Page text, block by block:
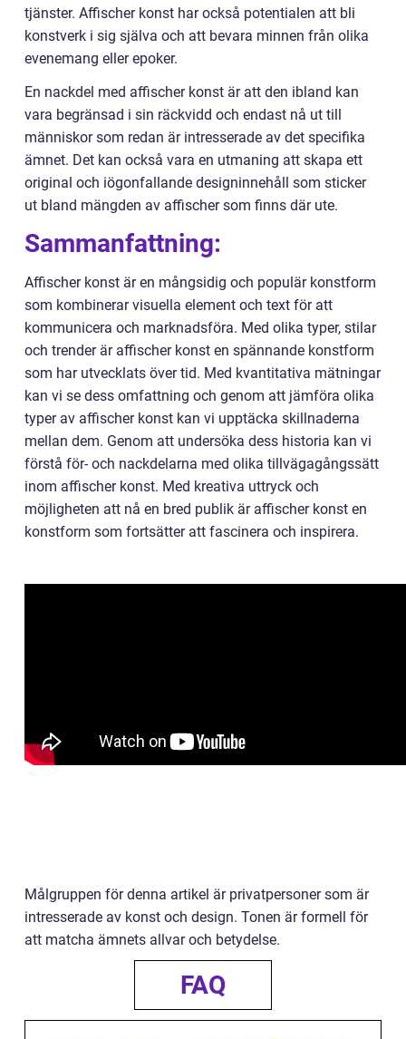
tjänster. Affischer konst har också potentialen att bli
konstverk i sig själva och att bevara minnen från olika
evenemang eller epoker.
En nackdel med affischer konst är att den ibland kan
vara begränsad i sin räckvidd och endast nå ut till
människor som redan är intresserade av det specifika
ämnet. Det kan också vara en utmaning att skapa ett
original och iögonfallande designinnehåll som sticker
ut bland mängden av affischer som finns där ute.
Sammanfattning:
Affischer konst är en mångsidig och populär konstform
som kombinerar visuella element och text för att
kommunicera och marknadsföra. Med olika typer, stilar
och trender är affischer konst en spännande konstform
som har utvecklats över tid. Med kvantitativa mätningar
kan vi se dess omfattning och genom att jämföra olika
typer av affischer konst kan vi upptäcka skillnaderna
mellan dem. Genom att undersöka dess historia kan vi
förstå för- och nackdelarna med olika tillvägagångssätt
inom affischer konst. Med kreativa uttryck och
möjligheten att nå en bred publik är affischer konst en
konstform som fortsätter att fascinera och inspirera.
Målgruppen för denna artikel är privatpersoner som är
intresserade av konst och design. Tonen är formell för
att matcha ämnets allvar och betydelse.
FAQ